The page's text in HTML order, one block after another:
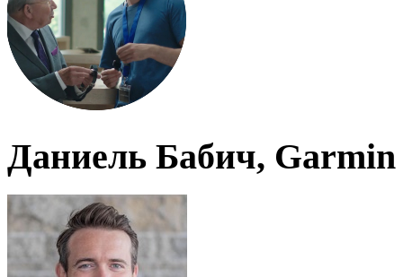
Даниель Бабич, Garmin